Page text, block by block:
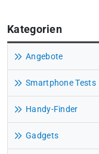
Kategorien
Angebote
Smartphone Tests
Handy-Finder
Gadgets